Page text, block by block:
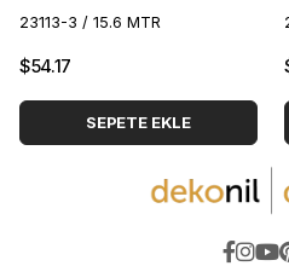
23113-3 / 15.6 MTR
$54.17
SEPETE EKLE